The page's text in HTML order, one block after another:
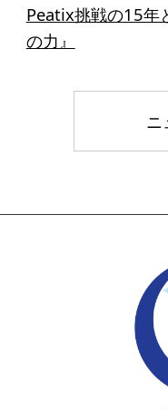
Peatix挑戦の15年
の力』
ニ